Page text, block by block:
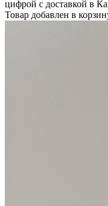
Товар добавлен в